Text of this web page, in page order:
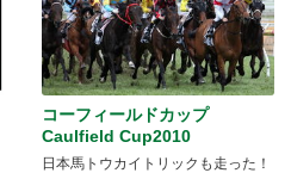
コーフィールドカップ
Caulfield Cup2010
日本馬トウカイトリックも走った！